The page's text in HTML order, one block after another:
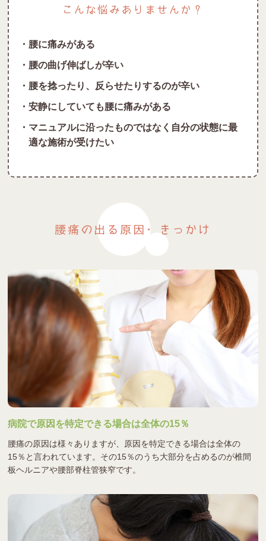
こんな悩みありませんか？
・腰に痛みがある
・腰の曲げ伸ばしが辛い
・腰を捻ったり、反らせたりするのが辛い
・安静にしていても腰に痛みがある
・マニュアルに沿ったものではなく自分の状態に最
適な施術が受けたい
腰痛の出る原因・きっかけ
病院で原因を特定できる場合は全体の15％
腰痛の原因は様々ありますが、原因を特定できる場合は全体の
15％と言われています。その15％のうち大部分を占めるのが椎間
板ヘルニアや腰部脊柱管狭窄です。